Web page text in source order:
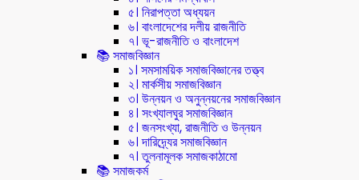
৫। নিরাপত্তা অধ্যয়ন
৬। বাংলাদেশের দলীয় রাজনীতি
৭। ভূ-রাজনীতি ও বাংলাদেশ
📚 সমাজবিজ্ঞান
১। সমসাময়িক সমাজবিজ্ঞানের তত্ত্ব
২। মার্কসীয় সমাজবিজ্ঞান
৩। উন্নয়ন ও অনুন্নয়নের সমাজবিজ্ঞান
৪। সংখ্যালঘুর সমাজবিজ্ঞান
৫। জনসংখ্যা, রাজনীতি ও উন্নয়ন
৬। দারিদ্র্যের সমাজবিজ্ঞান
৭। তুলনামূলক সমাজকাঠামো
📚 সমাজকর্ম